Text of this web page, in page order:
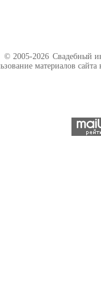
© 2005-2026 Свадебный
материалов